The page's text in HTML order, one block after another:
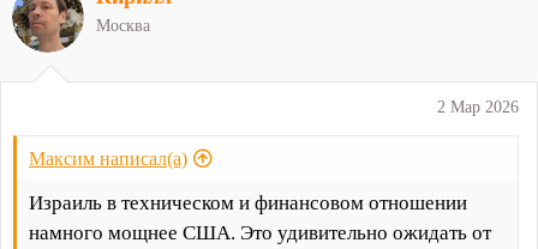
ц
и
2 Мар 2026
Максим написал(а)
Израиль в техническом и финансовом отношении
намного мощнее США. Это удивительно ожидать от
Москва